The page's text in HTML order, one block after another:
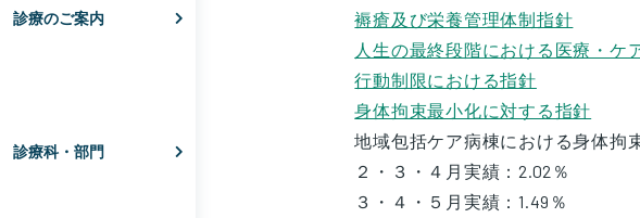
診療のご案内
診療科・部門
褥瘡及び栄養管理体制指針
人生の最終段階における医療・ケ
行動制限における指針
身体拘束最小化に対する指針
地域包括ケア病棟における身体拘
２・３・４月実績：2.02％
３・４・５月実績：1.49％